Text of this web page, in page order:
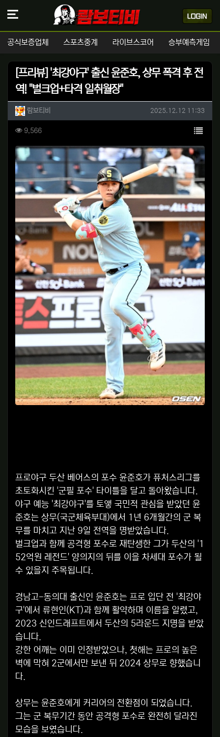
공식보증업체 스포츠중계 라이브스코어 승부예측게임
[프리뷰] '최강야구' 출신 윤준호, 상무 폭격 후 전
역! "벌크업+타격 일취월장"
작성자 정보
람보티비 작성일
2025.12.12 11:33
컨텐츠 정보
9,566조회 목록
본문
프로야구 두산 베어스의 포수 윤준호가 퓨처스리그를
초토화시킨 '군필 포수' 타이틀을 달고 돌아왔습니다.
야구 예능 '최강야구'를 토앻 국민적 관심을 받았던 윤
준호는 상무(국군체육부대)에서 1년 6개월간의 군 복
무를 마치고 지난 9일 전역을 명받았습니다.
벌크업과 함께 공격형 포수로 재탄생한 그가 두산의 '1
52억원 레전드' 양의지의 뒤를 이을 차세대 포수가 될
수 있을지 주목됩니다.
경남고-동의대 출신인 윤준호는 프로 입단 전 '최강야
구'에서 류현인(KT)과 함께 활약하며 이름을 알렸고,
2023 신인드래프트에서 두산의 5라운드 지명을 받았
습니다.
강한 어깨는 이미 인정받았으나, 첫해는 프로의 높은
벽에 막혀 2군에서만 보낸 뒤 2024 상무로 향했습니
다.
상무는 윤준호에게 커리어의 전환점이 되었습니다.
그는 군 복무기간 동안 공격형 포수로 완전히 달라진
모습을 보였습니다.